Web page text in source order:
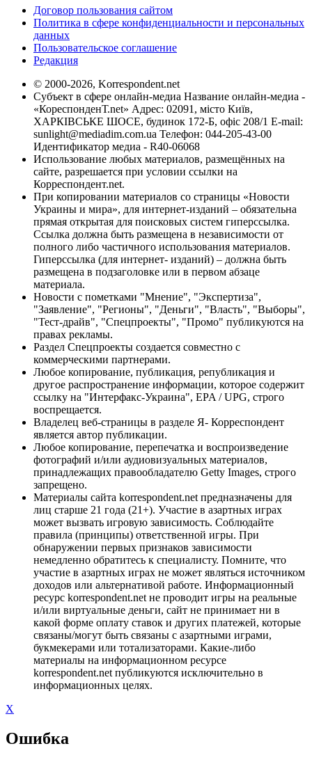
Договор пользования сайтом
Политика в сфере конфиденциальности и персональных
данных
Пользовательское соглашение
Редакция
© 2000-2026, Korrespondent.net
Субъект в сфере онлайн-медиа Название онлайн-медиа -
«КореспонденТ.net» Адрес: 02091, місто Київ,
ХАРКІВСЬКЕ ШОСЕ, будинок 172-Б, офіс 208/1 E-mail:
sunlight@mediadim.com.ua Телефон: 044-205-43-00
Идентификатор медиа - R40-06068
Использование любых материалов, размещённых на
сайте, разрешается при условии ссылки на
Корреспондент.net.
При копировании материалов со страницы «Новости
Украины и мира», для интернет-изданий – обязательна
прямая открытая для поисковых систем гиперссылка.
Ссылка должна быть размещена в независимости от
полного либо частичного использования материалов.
Гиперссылка (для интернет- изданий) – должна быть
размещена в подзаголовке или в первом абзаце
материала.
Новости с пометками "Мнение", "Экспертиза",
"Заявление", "Регионы", "Деньги", "Власть", "Выборы",
"Тест-драйв", "Спецпроекты", "Промо" публикуются на
правах рекламы.
Раздел Спецпроекты создается совместно с
коммерческими партнерами.
Любое копирование, публикация, републикация и
другое распространение информации, которое содержит
ссылку на "Интерфакс-Украина", EPA / UPG, строго
воспрещается.
Владелец веб-страницы в разделе Я- Корреспондент
является автор публикации.
Любое копирование, перепечатка и воспроизведение
фотографий и/или аудиовизуальных материалов,
принадлежащих правообладателю Getty Images, строго
запрещено.
Материалы сайта korrespondent.net предназначены для
лиц старше 21 года (21+). Участие в азартных играх
может вызвать игровую зависимость. Соблюдайте
правила (принципы) ответственной игры. При
обнаружении первых признаков зависимости
немедленно обратитесь к специалисту. Помните, что
участие в азартных играх не может являться источником
доходов или альтернативой работе. Информационный
ресурс korrespondent.net не проводит игры на реальные
и/или виртуальные деньги, сайт не принимает ни в
какой форме оплату ставок и других платежей, которые
связаны/могут быть связаны с азартными играми,
букмекерами или тотализаторами. Какие-либо
материалы на информационном ресурсе
korrespondent.net публикуются исключительно в
информационных целях.
X
Ошибка